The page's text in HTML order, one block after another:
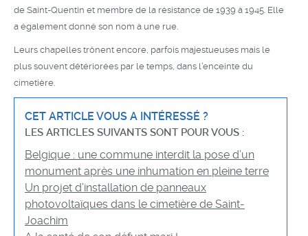
de Saint-Quentin et membre de la résistance de 1939 à 1945. Elle
a également donné son nom à une rue.
Leurs chapelles trônent encore, parfois majestueuses mais le
plus souvent détériorées par le temps, dans l’enceinte du
cimetière.
CET ARTICLE VOUS A INTÉRESSÉ ?
LES ARTICLES SUIVANTS SONT POUR VOUS :
Belgique : une commune interdit la pose d’un
monument après une inhumation en pleine terre
Un projet d’installation de panneaux
photovoltaïques dans le cimetière de Saint-
Joachim